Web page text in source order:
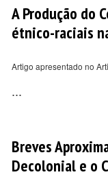
A Produção do
étnico-raciais
Artigo apresentado no
...
Breves
Decolonial e o